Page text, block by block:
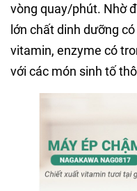
vòng quay/phút. Nhờ
lớn chất dinh dưỡng
vitamin, enzyme có
với các món sinh tố